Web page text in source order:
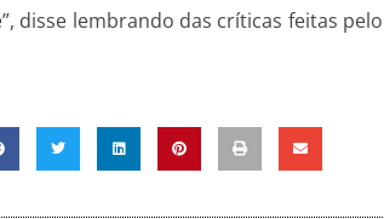
disse lembrando das críticas feitas pelo